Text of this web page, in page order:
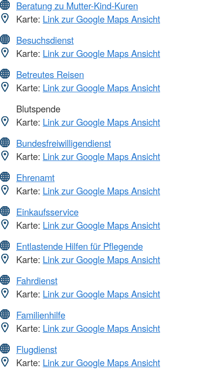
Beratung zu Mutter-Kind-Kuren
Karte: Link zur Google Maps Ansicht
Besuchsdienst
Karte: Link zur Google Maps Ansicht
Betreutes Reisen
Karte: Link zur Google Maps Ansicht
Blutspende
Karte: Link zur Google Maps Ansicht
Bundesfreiwilligendienst
Karte: Link zur Google Maps Ansicht
Ehrenamt
Karte: Link zur Google Maps Ansicht
Einkaufsservice
Karte: Link zur Google Maps Ansicht
Entlastende Hilfen für Pflegende
Karte: Link zur Google Maps Ansicht
Fahrdienst
Karte: Link zur Google Maps Ansicht
Familienhilfe
Karte: Link zur Google Maps Ansicht
Flugdienst
Karte: Link zur Google Maps Ansicht